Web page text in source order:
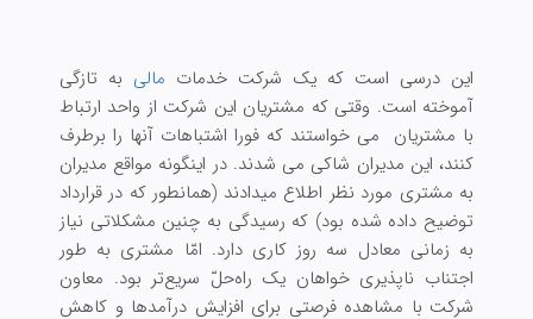
این درسی است که یک شرکت خدمات مالی به تازگی
آموخته ‌است. وقتی که مشتریان این شرکت از واحد ارتباط
با مشتریان می خواستند که فورا اشتباهات آنها را برطرف
کنند، این مدیران شاکی می شدند. در اینگونه مواقع مدیران
به مشتری مورد نظر اطلاع میدادند (همانطور که در قرارداد
توضیح داده شده بود) که رسیدگی به چنین مشکلاتی نیاز
به زمانی معادل سه روز کاری دارد. امّا مشتری به طور
اجتناب ناپذیری خواهان یک راه‌حلّ سریع‌تر بود. معاون
شرکت با مشاهده فرصتی برای افزایش درآمدها و کاهش